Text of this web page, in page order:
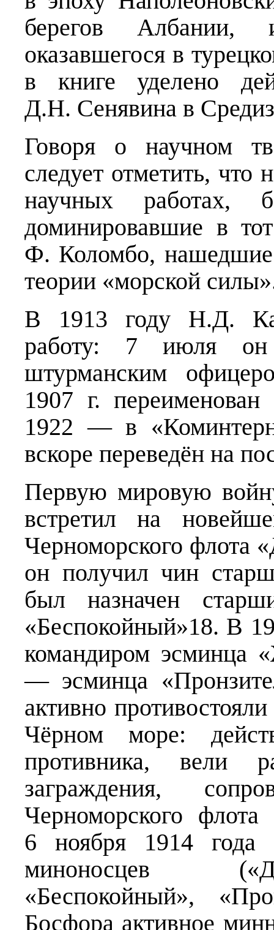
берегов
оказавшегося в
в книге уделено
Д.Н. Сенявина в
Говоря о научном
следует отметить, что
научных работах,
доминировавшие в
Ф. Коломбо, нашедшие
теории «морской
В 1913 году Н.Д.
работу: 7 июля
штурманским
1907 г.
1922 — в
вскоре переведён на
Первую мировую
встретил на
Черноморского флота
он получил чин
был назначен
«Беспокойный»18. В
командиром эсминца
— эсминца
активно
Чёрном море:
противника, вели
заграждения,
Черноморского
6 ноября 1914 года
миноносцев
«Беспокойный»,
Босфора активное